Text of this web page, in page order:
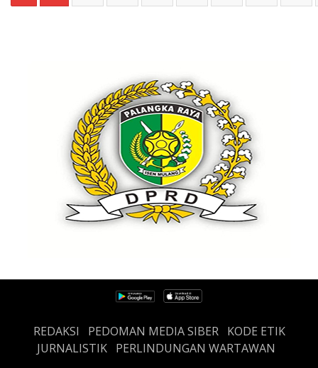
REDAKSI PEDOMAN MEDIA SIBER
KODE ETIK
JURNALISTIK PERLINDUNGAN WARTAWAN